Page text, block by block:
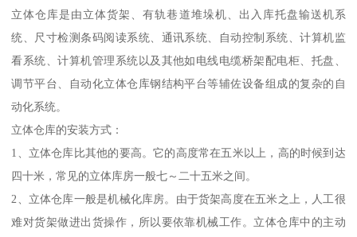
立体仓库是由立体货架、有轨巷道堆垛机、出入库托盘输送机系
统、尺寸检测条码阅读系统、通讯系统、自动控制系统、计算机监
看系统、计算机管理系统以及其他如电线电缆桥架配电柜、托盘、
调节平台、自动化立体仓库钢结构平台等辅佐设备组成的复杂的自
动化系统。
立体仓库的安装方式：
1、立体仓库比其他的要高。它的高度常在五米以上，高的时候到达
四十米，常见的立体库房一般七～二十五米之间。
2、立体仓库一般是机械化库房。由于货架高度在五米之上，人工很
难对货架做进出货操作，所以要依靠机械工作。立体仓库中的主动